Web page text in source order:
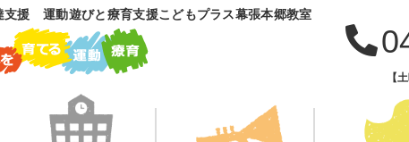
援 運動遊びと療育支援こどもプラス幕張本郷教室
【